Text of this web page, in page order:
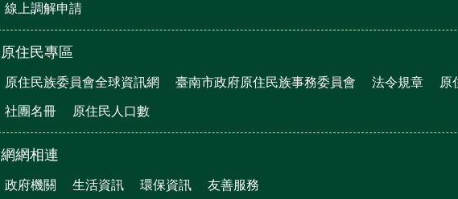
線上調解申請
原住民專區
原住民族委員會全球資訊網 臺南市政府原住民族事務委員會 法令規章 原
社團名冊 原住民人口數
網網相連
政府機關 生活資訊 環保資訊 友善服務